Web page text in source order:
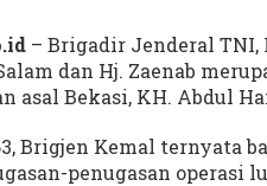
– Brigadir Jenderal
dan Hj. Zaenab
asal Bekasi, KH. Abdul
Brigjen Kemal ternyata
penugasan operasi